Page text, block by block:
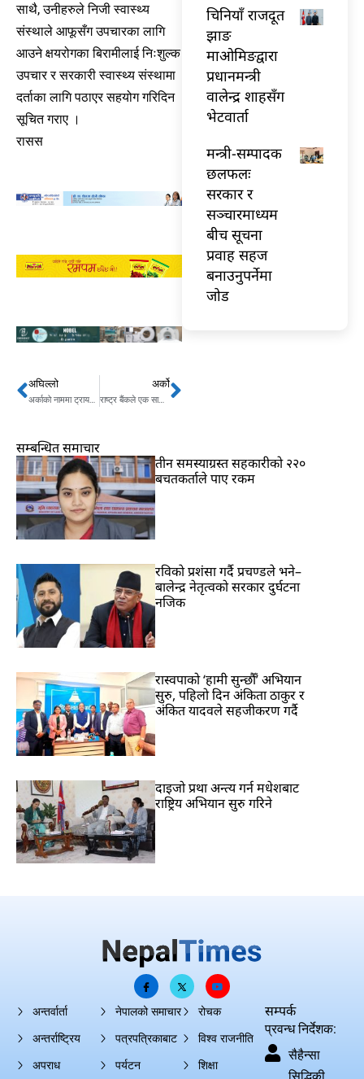
साथै, उनीहरुले निजी स्वास्थ्य
संस्थाले आफूसँग उपचारका लागि
आउने क्षयरोगका बिरामीलाई निःशुल्क
उपचार र सरकारी स्वास्थ्य संस्थामा
दर्ताका लागि पठाएर सहयोग गरिदिन
सूचित गराए ।
रासस
Prev
अघिल्लो
अर्काको नाममा ट्रायल दिने पक्राउ
अर्को
राष्ट्र बैंकले एक सातामै उठायो १० अर्ब ३० करोड, कर्जा लगानी कम भएर तरलता बढी देखिएकाे बैंकरहरूकाे भनार्इ Next
चिनियाँ राजदूत
झाङ
माओमिङद्वारा
प्रधानमन्त्री
वालेन्द्र शाहसँग
भेटवार्ता
मन्त्री-सम्पादक
छलफलः
सरकार र
सञ्चारमाध्यम
बीच सूचना
प्रवाह सहज
बनाउनुपर्नेमा
जोड
सम्बन्धित समाचार
तीन समस्याग्रस्त सहकारीको २२०
बचतकर्ताले पाए रकम
रविकाे प्रशंसा गर्दै प्रचण्डले भने–
बालेन्द्र नेतृत्वको सरकार दुर्घटना
नजिक
रास्वपाको ‘हामी सुन्छौँ’ अभियान
सुरु, पहिलो दिन अंकिता ठाकुर र
अंकित यादवले सहजीकरण गर्दै
दाइजो प्रथा अन्त्य गर्न मधेशबाट
राष्ट्रिय अभियान सुरु गरिने
अन्तर्वार्ता
अन्तर्राष्ट्रिय
अपराध
नेपालको समाचार
पत्रपत्रिकाबाट
पर्यटन
रोचक
विश्व राजनीति
शिक्षा
सम्पर्क
प्रवन्ध निर्देशक:
सैहैन्सा